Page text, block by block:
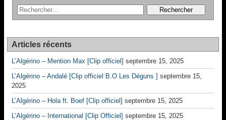
Articles récents
L’Algérino – Mention Max [Clip officiel] septembre 15, 2025
L’Algérino – Andalé [Clip officiel B.O Les Déguns ] septembre 15,
2025
L’Algérino – Hola ft. Boef [Clip officiel] septembre 15, 2025
L’Algérino – International [Clip Officiel] septembre 15, 2025